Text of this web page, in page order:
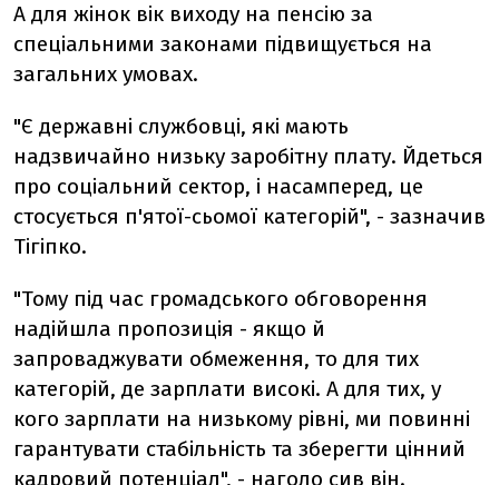
А для жінок вік виходу на пенсію за
спеціальними законами підвищується на
загальних умовах.
"Є державні службовці, які мають
надзвичайно низьку заробітну плату. Йдеться
про соціальний сектор, і насамперед, це
стосується п'ятої-сьомої категорій", - зазначив
Тігіпко.
"Тому під час громадського обговорення
надійшла пропозиція - якщо й
запроваджувати обмеження, то для тих
категорій, де зарплати високі. А для тих, у
кого зарплати на низькому рівні, ми повинні
гарантувати стабільність та зберегти цінний
кадровий потенціал", - наголо сив він.